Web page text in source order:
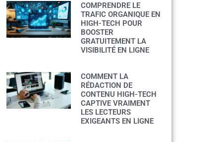
COMPRENDRE LE
TRAFIC ORGANIQUE EN
HIGH-TECH POUR
BOOSTER
GRATUITEMENT LA
VISIBILITÉ EN LIGNE
COMMENT LA
RÉDACTION DE
CONTENU HIGH-TECH
CAPTIVE VRAIMENT
LES LECTEURS
EXIGEANTS EN LIGNE